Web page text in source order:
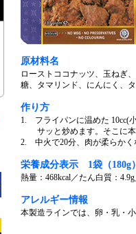
原材料名
ローストココナッツ、玉ねぎ
糖、タマリンド、にんにく、
作り方
1. フライパンに温めた 10cc(
サッと炒めます。そこに本
2. 中火で20分、肉が柔らかく
栄養成分表示 1袋（180g
熱量：468kcal／たん白質：
アレルギー情報
本製造ラインでは、卵・乳・